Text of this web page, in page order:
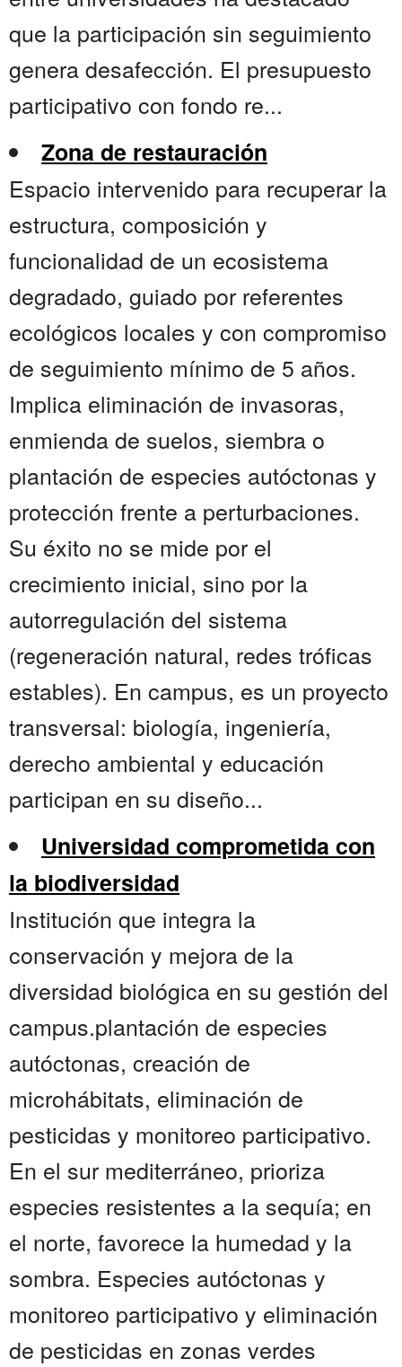
que la participación sin seguimiento
genera desafección. El presupuesto
participativo con fondo re...
Zona de restauración
Espacio intervenido para recuperar la
estructura, composición y
funcionalidad de un ecosistema
degradado, guiado por referentes
ecológicos locales y con compromiso
de seguimiento mínimo de 5 años.
Implica eliminación de invasoras,
enmienda de suelos, siembra o
plantación de especies autóctonas y
protección frente a perturbaciones.
Su éxito no se mide por el
crecimiento inicial, sino por la
autorregulación del sistema
(regeneración natural, redes tróficas
estables). En campus, es un proyecto
transversal: biología, ingeniería,
derecho ambiental y educación
participan en su diseño...
Universidad comprometida con
la biodiversidad
Institución que integra la
conservación y mejora de la
diversidad biológica en su gestión del
campus.plantación de especies
autóctonas, creación de
microhábitats, eliminación de
pesticidas y monitoreo participativo.
En el sur mediterráneo, prioriza
especies resistentes a la sequía; en
el norte, favorece la humedad y la
sombra. Especies autóctonas y
monitoreo participativo y eliminación
de pesticidas en zonas verdes